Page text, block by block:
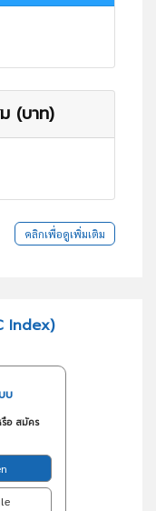
(บาท)
คลิกเพื่อดูเพิ่มเติม
Index)
บ
อ สมัคร